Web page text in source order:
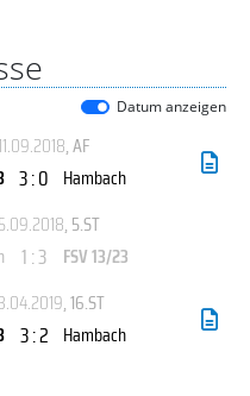
Datum anzeigen
, AF
3 : 0 Hambach
, 5.ST
1 : 3 FSV 13/23
, 16.ST
3 : 2 Hambach